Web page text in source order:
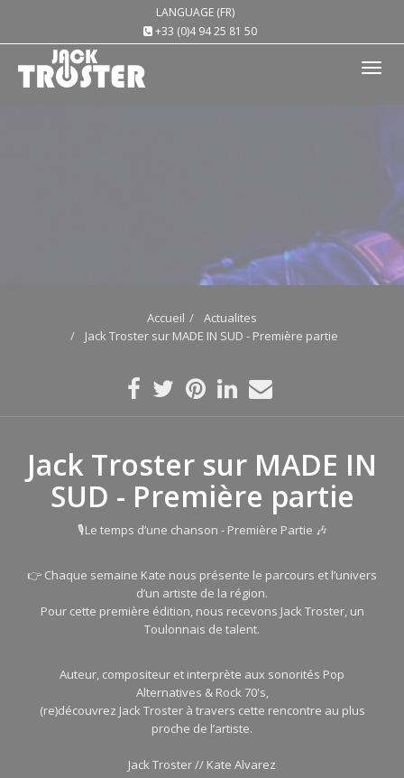
LANGUAGE (FR)
+33 (0)4 94 25 81 50
Accueil
Actualites
Jack Troster sur MADE IN SUD - Première partie
Jack Troster sur MADE IN
SUD - Première partie
🎙Le temps d’une chanson - Première Partie 🎶
👉 Chaque semaine Kate nous présente le parcours et l’univers
d’un artiste de la région.
Pour cette première édition, nous recevons Jack Troster, un
Toulonnais de talent.
Auteur, compositeur et interprète aux sonorités Pop
Alternatives & Rock 70's,
(re)découvrez Jack Troster à travers cette rencontre au plus
proche de l’artiste.
Jack Troster // Kate Alvarez